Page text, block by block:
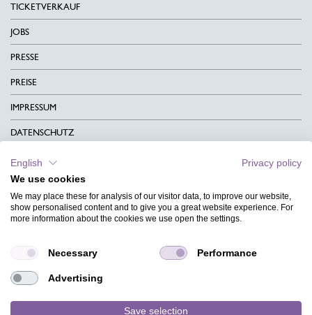
TICKETVERKAUF
JOBS
PRESSE
PREISE
IMPRESSUM
DATENSCHUTZ
KONTAKT
AGB
CHARITY
MAGAZIN
HILFE
English
Privacy policy
We use cookies
We may place these for analysis of our visitor data, to improve our website,
show personalised content and to give you a great website experience. For
more information about the cookies we use open the settings.
Necessary Performance
Advertising
Save selection